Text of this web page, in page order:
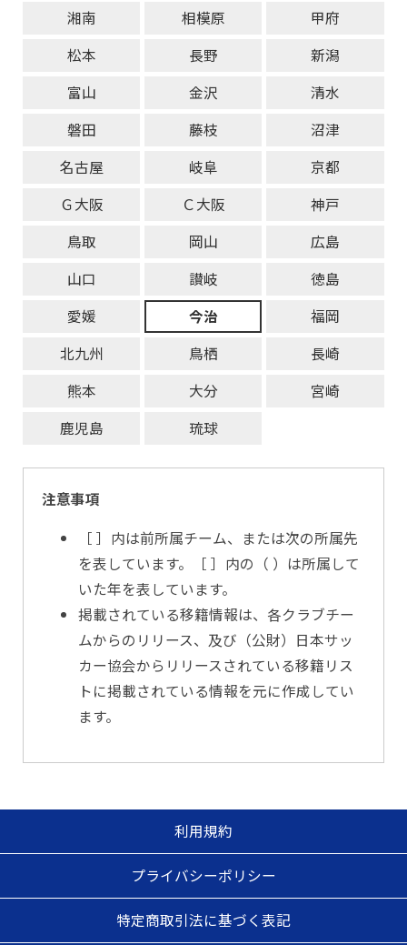
湘南
相模原
甲府
松本
長野
新潟
富山
金沢
清水
磐田
藤枝
沼津
名古屋
岐阜
京都
Ｇ大阪
Ｃ大阪
神戸
鳥取
岡山
広島
山口
讃岐
徳島
愛媛
今治
福岡
北九州
鳥栖
長崎
熊本
大分
宮崎
鹿児島
琉球
注意事項
［ ］内は前所属チーム、または次の所属先
を表しています。［ ］内の（ ）は所属して
いた年を表しています。
掲載されている移籍情報は、各クラブチー
ムからのリリース、及び（公財）日本サッ
カー協会からリリースされている移籍リス
トに掲載されている情報を元に作成してい
ます。
利用規約
プライバシーポリシー
特定商取引法に基づく表記